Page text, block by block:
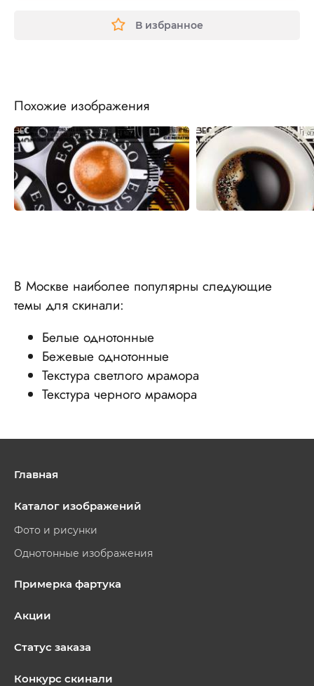
В избранное
Похожие изображения
В Москве наиболее популярны следующие
темы для скинали:
Белые однотонные
Бежевые однотонные
Текстура светлого мрамора
Текстура черного мрамора
Главная
Каталог изображений
Фото и рисунки
Однотонные изображения
Примерка фартука
Акции
Статус заказа
Конкурс скинали